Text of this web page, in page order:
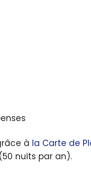
à la Carte de
nuits par an).